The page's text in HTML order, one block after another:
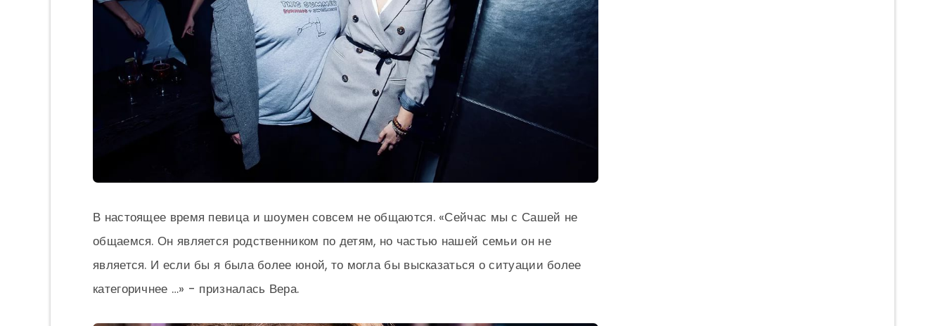
В настоящее время певица и шоумен совсем не общаются. «Сейчас мы с Сашей не
общаемся. Он является родственником по детям, но частью нашей семьи он не
является. И если бы я была более юной, то могла бы высказаться о ситуации более
категоричнее …» - призналась Вера.